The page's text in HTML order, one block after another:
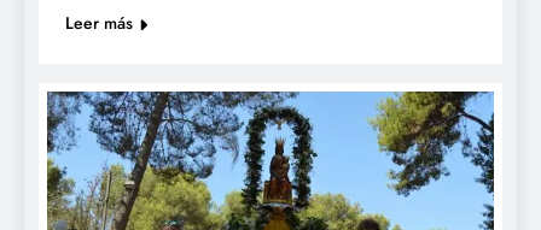
Leer más